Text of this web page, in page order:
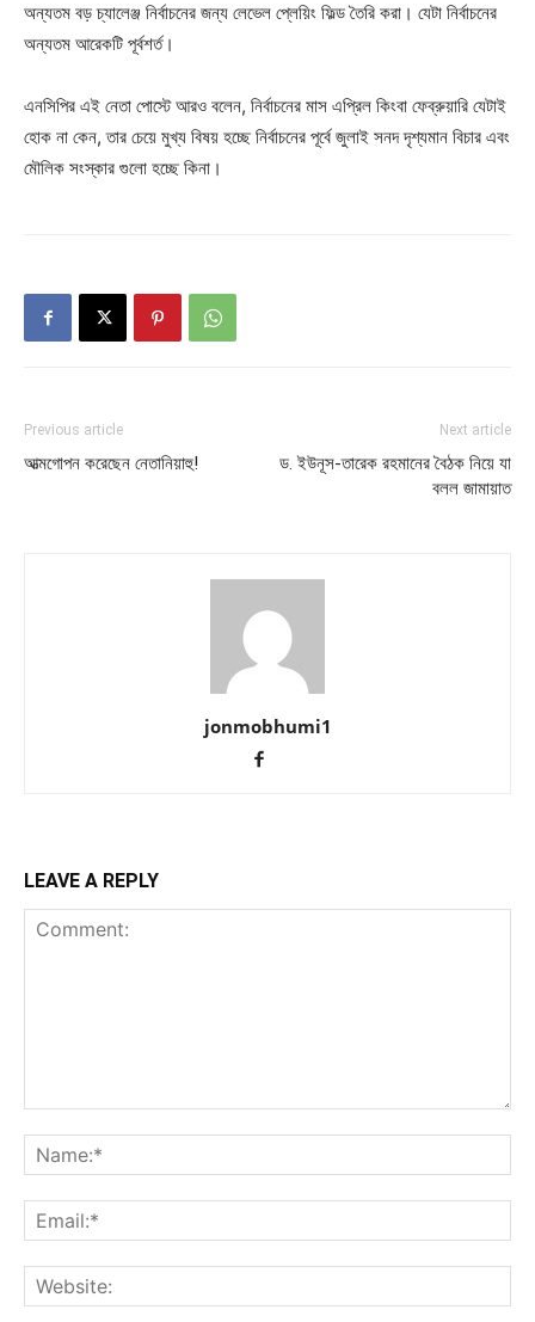
অন্যতম বড় চ্যালেঞ্জ নির্বাচনের জন্য লেভেল প্লেয়িং ফিল্ড তৈরি করা। যেটা নির্বাচনের
অন্যতম আরেকটি পূর্বশর্ত।
এনসিপির এই নেতা পোস্টে আরও বলেন, নির্বাচনের মাস এপ্রিল কিংবা ফেব্রুয়ারি যেটাই
হোক না কেন, তার চেয়ে মুখ্য বিষয় হচ্ছে নির্বাচনের পূর্বে জুলাই সনদ দৃশ্যমান বিচার এবং
মৌলিক সংস্কার গুলো হচ্ছে কিনা।
Previous article
আত্মগোপন করেছেন নেতানিয়াহু!
Next article
ড. ইউনূস-তারেক রহমানের বৈঠক নিয়ে যা
বলল জামায়াত
jonmobhumi1
LEAVE A REPLY